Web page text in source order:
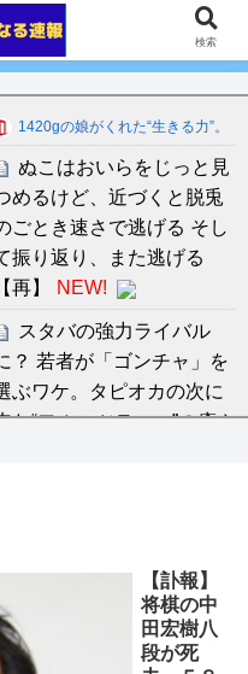
1420gの娘がくれた“生きる力”。
ぬこはおいらをじっと見
めるけど、近づくと脱兎
ごとき速さで逃げる そし
振り返り、また逃げる
【再】
NEW!
スタバの強力ライバル
？ 若者が「ゴンチャ」を
ぶワケ。タピオカの次に
た“フルーツティー”の癒や
セ・リーグ出塁回数ラン
ング 直近3週間｜2026年
8/3まで
【訃報】
将棋の中
田宏樹八
段が死
検索